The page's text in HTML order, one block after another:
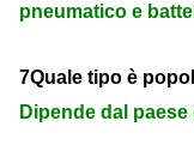
pneumatico e
7Quale tipo è
Dipende dal